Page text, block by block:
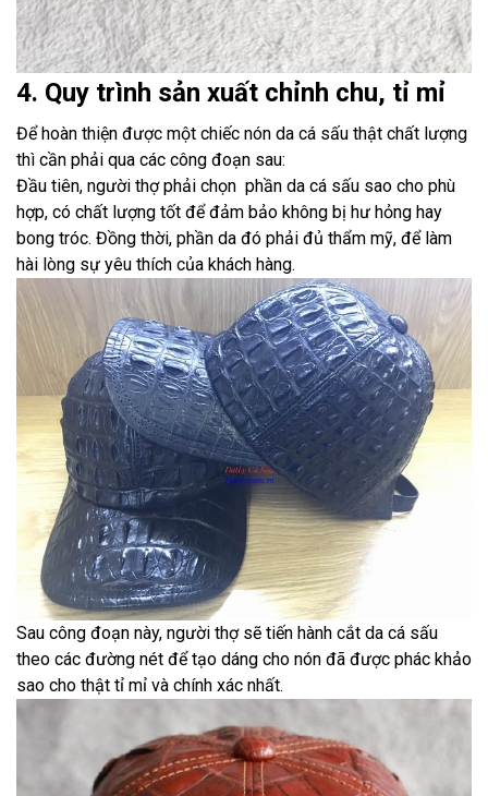
4. Quy trình sản xuất chỉnh chu, tỉ mỉ
Để hoàn thiện được một chiếc nón da cá sấu thật chất lượng
thì cần phải qua các công đoạn sau:
Đầu tiên, người thợ phải chọn phần da cá sấu sao cho phù
hợp, có chất lượng tốt để đảm bảo không bị hư hỏng hay
bong tróc. Đồng thời, phần da đó phải đủ thẩm mỹ, để làm
hài lòng sự yêu thích của khách hàng.
Sau công đoạn này, người thợ sẽ tiến hành cắt da cá sấu
theo các đường nét để tạo dáng cho nón đã được phác khảo
sao cho thật tỉ mỉ và chính xác nhất.